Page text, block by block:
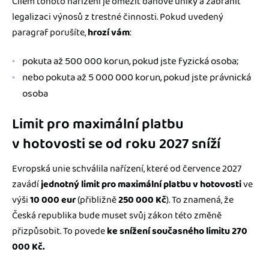
legalizaci výnosů z trestné činnosti. Pokud uvedený
paragraf porušíte,hrozí vám:
pokuta až 500 000 korun, pokud jste fyzická osoba;
nebo pokuta až 5 000 000 korun, pokud jste právnická
osoba
Limit pro maximální platbu
v hotovosti se od roku 2027 sníží
Evropská unie schválila nařízení, které od července 2027
zavádíjednotný limit pro maximální platbu v hotovostive
výši10 000 eur(přibližně250 000 Kč). To znamená, že
Česká republika bude muset svůj zákon této změně
přizpůsobit. To povedeke snížení současného limitu 270
000 Kč.